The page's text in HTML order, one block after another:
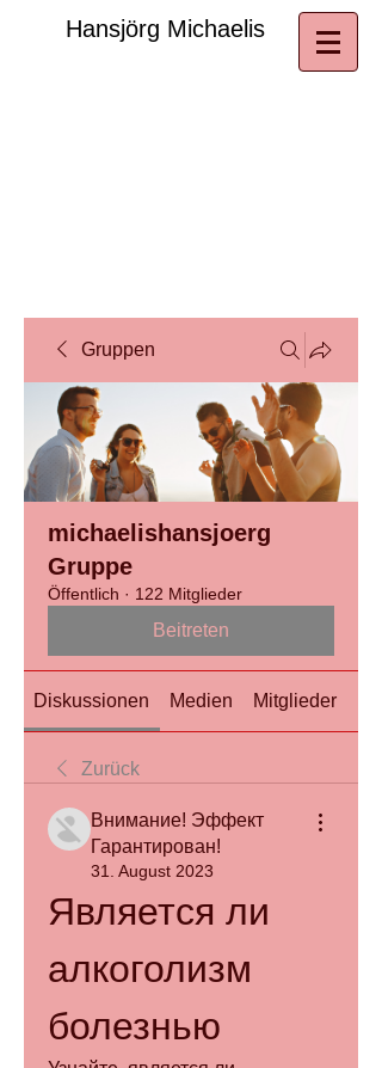
​Hansjörg Michaelis
Gruppen
michaelishansjoerg
Gruppe
Öffentlich · 122 Mitglieder
Beitreten
Diskussionen Medien Mitglieder
Zurück
Внимание! Эффект
Гарантирован!
31. August 2023
Является ли
алкоголизм
болезнью